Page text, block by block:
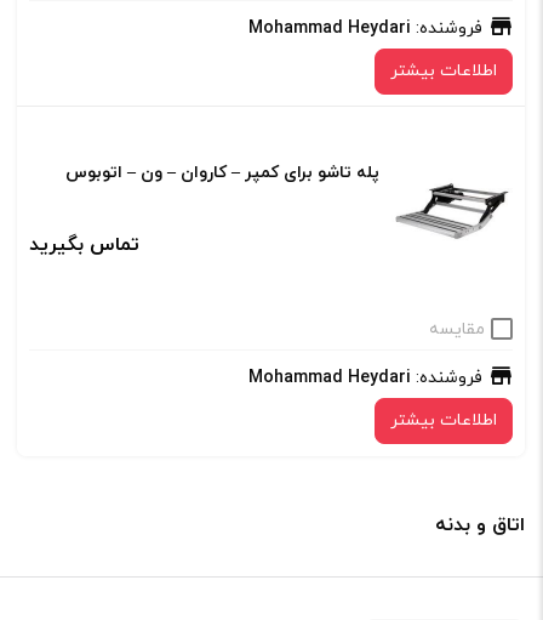
فروشنده: Mohammad Heydari
اطلاعات بیشتر
پله تاشو برای کمپر – کاروان – ون – اتوبوس
تماس بگیرید
مقایسه
فروشنده: Mohammad Heydari
اطلاعات بیشتر
اتاق و بدنه